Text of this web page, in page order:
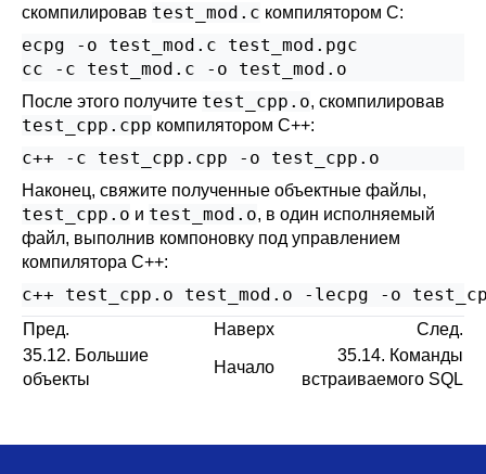
скомпилировав test_mod.c компилятором C:
ecpg -o test_mod.c test_mod.pgc
cc -c test_mod.c -o test_mod.o
После этого получите test_cpp.o, скомпилировав
test_cpp.cpp компилятором C++:
c++ -c test_cpp.cpp -o test_cpp.o
Наконец, свяжите полученные объектные файлы,
test_cpp.o и test_mod.o, в один исполняемый
файл, выполнив компоновку под управлением
компилятора C++:
c++ test_cpp.o test_mod.o -lecpg -o
Пред. Наверх
След.
35.12. Большие
объекты
Начало
35.14. Команды
встраиваемого SQL